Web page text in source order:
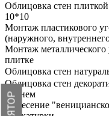
Облицовка стен
10*10
Монтаж пластикового
(наружного,
Монтаж металлического
плитке
Облицовка стен
Облицовка стен
камнем
Нанесение